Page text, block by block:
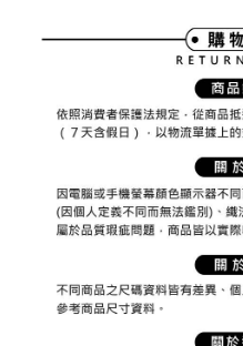
３．未成年的使用者請事先徵得法
「AFTEE先享後付」，若未經同意
４．使用「AFTEE先享後付」時，
時審查核予不同之上限額度；若仍
請求用戶進行身份認證。
恩沛科技股份有限公司將有權停止
宅配
離島宅配
免運費